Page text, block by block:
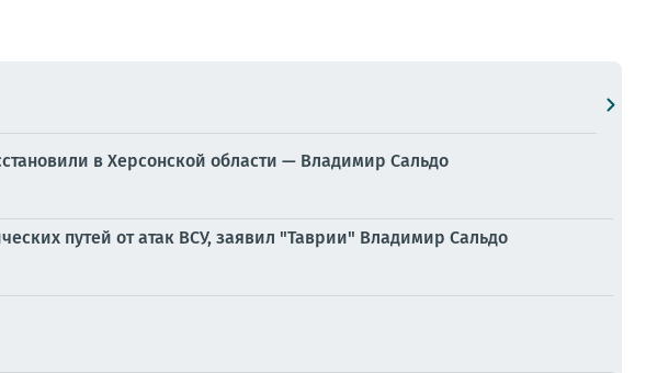
в Херсонской области — Владимир Сальдо
путей от атак ВСУ, заявил "Таврии" Владимир Сальдо